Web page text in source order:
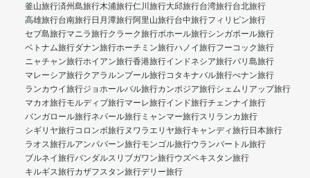
釜山旅行済州島旅行木浦旅行仁川旅行大邱旅行台湾旅行台北旅行
高雄旅行台南旅行日月潭旅行阿里山旅行台中旅行フィリピン旅行
セブ島旅行マニラ旅行クラーク旅行ボホール旅行シンガポール旅行
ベトナム旅行ダナン旅行ホーチミン旅行ハノイ旅行フーコック旅行
ニャチャン旅行ホイアン旅行香港旅行インドネシア旅行バリ島旅行
マレーシア旅行クアラルンプール旅行コタキナバル旅行ぺナン旅行
ランカウイ旅行ジョホールバル旅行カンボジア旅行シェムリアップ旅行
マカオ旅行モルディブ旅行マーレ旅行インド旅行チェンナイ旅行
バンガロール旅行ネパール旅行 ミャンマー旅行スリランカ旅行
シギリヤ旅行コロンボ旅行ヌワラエリヤ旅行キャンディ旅行日本旅行
ラオス旅行ルアンパバーン旅行モンゴル旅行ウランバートル旅行
ブルネイ旅行バンダルスリブガワン旅行ウズベキスタン旅行
キルギス旅行カザフスタン旅行デリー旅行